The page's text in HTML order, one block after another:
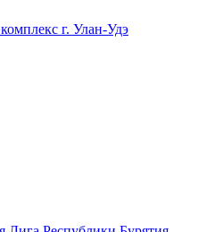
г. Улан-Удэ